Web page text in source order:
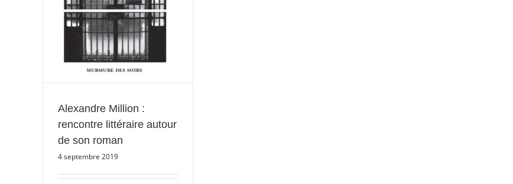
Alexandre Million :
rencontre littéraire autour
de son roman
4 septembre 2019